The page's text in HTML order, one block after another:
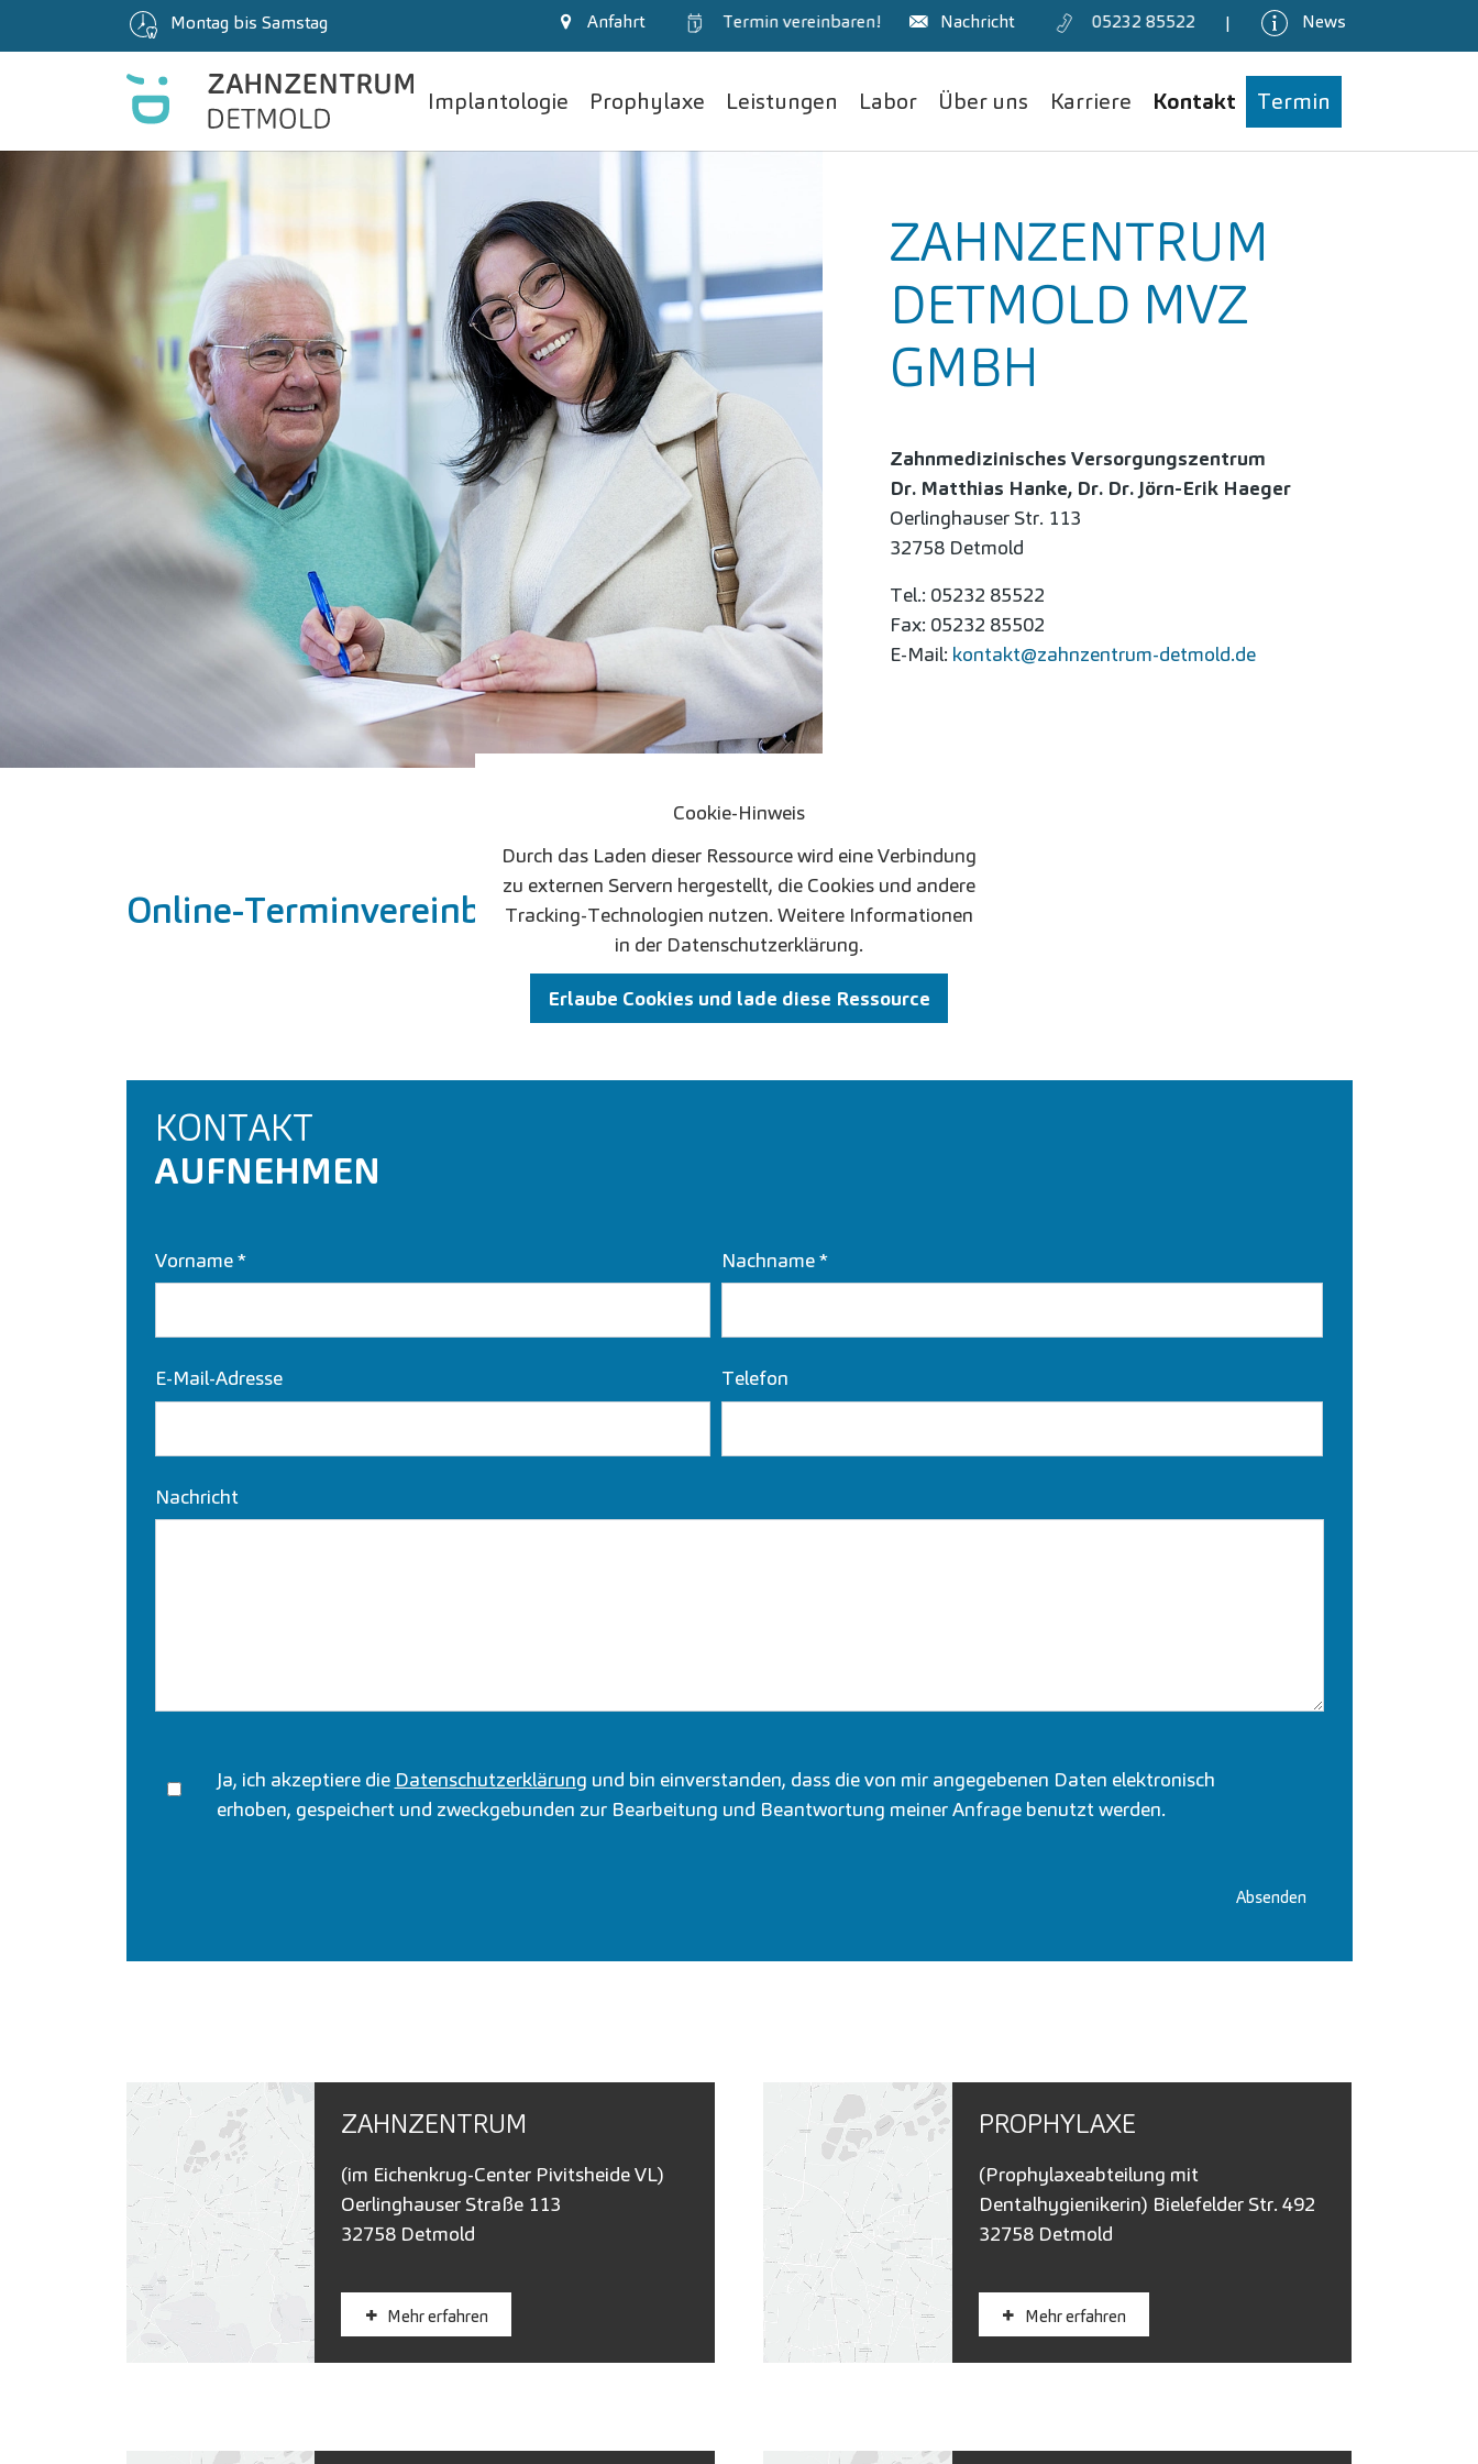
Zum Hauptinhalt springen
Montag bis Samstag Anfahrt Terminvereinbaren! Nachricht 05232 85522 | News
Implantologie Prophylaxe Leistungen Labor Über uns Karriere Kontakt(current)
Termin
ZAHNZENTRUM
DETMOLD MVZ
GMBH
Zahnmedizinisches Versorgungszentrum
Dr. Matthias Hanke, Dr. Dr. Jörn-Erik Haeger
Oerlinghauser Str. 113
32758 Detmold
Tel.: 05232 85522
Fax: 05232 85502
E-Mail: kontakt@zahnzentrum-detmold.de
Online-Termin­vereinbarung
Cookie-Hinweis
Durch das Laden dieser Ressource wird eine Verbindung
zu externen Servern hergestellt, die Cookies und andere
Tracking-Technologien nutzen. Weitere Informationen
in der Datenschutzerklärung.
Erlaube Cookies und lade diese Ressource
KONTAKT
AUFNEHMEN
Vorname * Nachname *
E-Mail-Adresse Telefon
Nachricht
Ja, ich akzeptiere die Datenschutzerklärung und bin einverstanden, dass die von mir angegebenen Daten elektronisch
erhoben, gespeichert und zweckgebunden zur Bearbeitung und Beantwortung meiner Anfrage benutzt werden.
ZAHNZENTRUM
(im Eichenkrug-Center Pivitsheide VL)
Oerlinghauser Straße 113
32758 Detmold
Mehr erfahren
PROPHYLAXE
(Prophylaxeabteilung mit
Dentalhygienikerin) Bielefelder Str. 492
32758 Detmold
Mehr erfahren